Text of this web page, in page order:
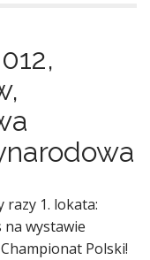
razy 1. lokata:
na wystawie
Polski!